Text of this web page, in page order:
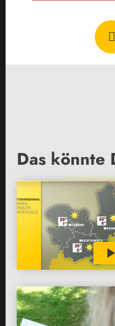
Das könnte